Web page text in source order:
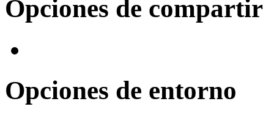
Opciones de compartir
Opciones de entorno